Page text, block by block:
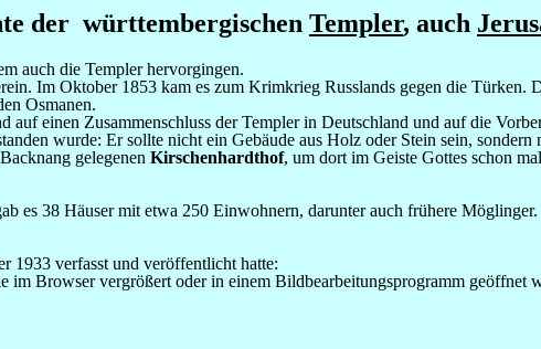
der württembergischen Templer, auch
auch die Templer hervorgingen.
Im Oktober 1853 kam es zum Krimkrieg Russlands gegen die Türken.
Osmanen.
einen Zusammenschluss der Templer in Deutschland und auf die
wurde: Er sollte nicht ein Gebäude aus Holz oder Stein sein,
gelegenen Kirschenhardthof, um dort im Geiste Gottes schon
es 38 Häuser mit etwa 250 Einwohnern, darunter auch frühere Möglinger.
1933 verfasst und veröffentlicht hatte:
Browser vergrößert oder in einem Bildbearbeitungsprogramm geöffnet